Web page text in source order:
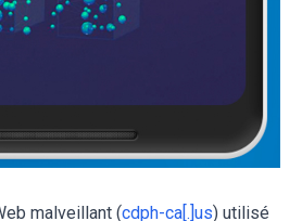
malveillant (cdph-ca[.]us) utilisé